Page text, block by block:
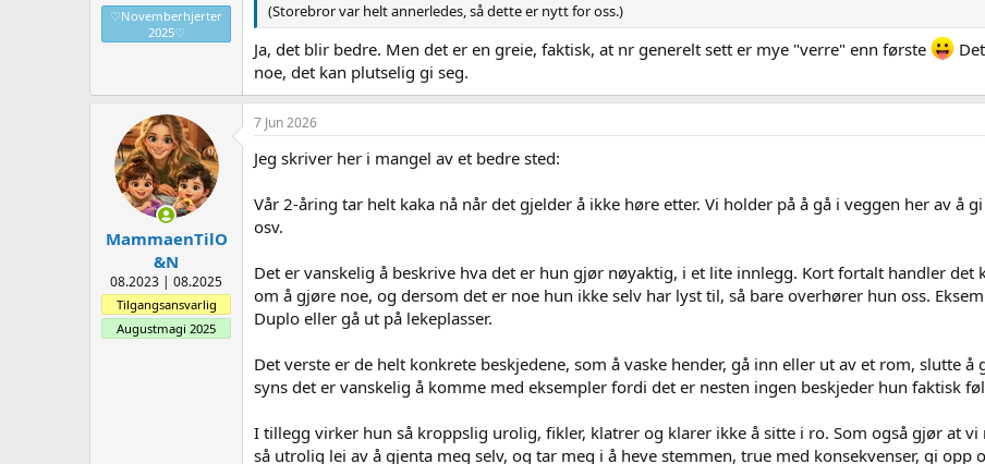
♡Novemberhjerter
2025♡
(Storebror var helt annerledes, så dette er nytt for oss.)
Ja, det blir bedre. Men det er en greie, faktisk, at nr generelt sett er mye "verre" enn første
noe, det kan plutselig gi seg.
MammaenTilO
&N
08.2023 | 08.2025
Tilgangsansvarlig
Augustmagi 2025
7 Jun 2026
Jeg skriver her i mangel av et bedre sted:
Vår 2-åring tar helt kaka nå når det gjelder å ikke høre etter. Vi holder på å gå i veggen her av å
osv.
Det er vanskelig å beskrive hva det er hun gjør nøyaktig, i et lite innlegg. Kort fortalt handler
om å gjøre noe, og dersom det er noe hun ikke selv har lyst til, så bare overhører hun oss.
Duplo eller gå ut på lekeplasser.
Det verste er de helt konkrete beskjedene, som å vaske hender, gå inn eller ut av et rom, slutte
syns det er vanskelig å komme med eksempler fordi det er nesten ingen beskjeder hun faktisk
I tillegg virker hun så kroppslig urolig, fikler, klatrer og klarer ikke å sitte i ro. Som også gjør at
så utrolig lei av å gjenta meg selv, og tar meg i å heve stemmen, true med konsekvenser, gi opp